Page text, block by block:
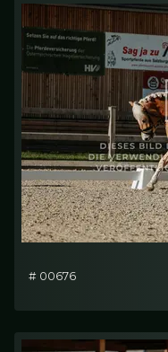
# 00676